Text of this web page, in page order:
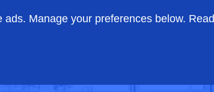
Manage your preferences below. Read